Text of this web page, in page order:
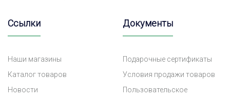
Ссылки
Наши магазины
Каталог товаров
Новости
Документы
Подарочные сертификаты
Условия продажи товаров
Пользовательское